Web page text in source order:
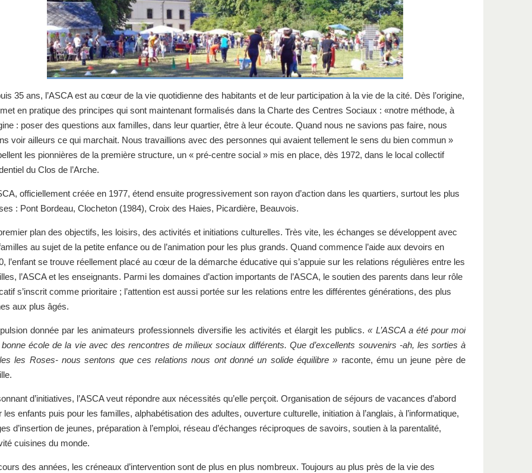
35 ans, l’ASCA est au cœur de la vie quotidienne des habitants et de leur participation à la vie de la cité. Dès l’origine,
en pratique des principes qui sont maintenant formalisés dans la Charte des Centres Sociaux : «notre méthode, à
: poser des questions aux familles, dans leur quartier, être à leur écoute. Quand nous ne savions pas faire, nous
voir ailleurs ce qui marchait. Nous travaillions avec des personnes qui avaient tellement le sens du bien commun »
les pionnières de la première structure, un « pré-centre social » mis en place, dès 1972, dans le local collectif
du Clos de l’Arche.
officiellement créée en 1977, étend ensuite progressivement son rayon d’action dans les quartiers, surtout les plus
: Pont Bordeau, Clocheton (1984), Croix des Haies, Picardière, Beauvois.
plan des objectifs, les loisirs, des activités et initiations culturelles. Très vite, les échanges se développent avec
au sujet de la petite enfance ou de l’animation pour les plus grands. Quand commence l’aide aux devoirs en
l’enfant se trouve réellement placé au cœur de la démarche éducative qui s’appuie sur les relations régulières entre les
l’ASCA et les enseignants. Parmi les domaines d’action importants de l’ASCA, le soutien des parents dans leur rôle
s’inscrit comme prioritaire ; l’attention est aussi portée sur les relations entre les différentes générations, des plus
aux plus âgés.
donnée par les animateurs professionnels diversifie les activités et élargit les publics.« L’ASCA a été pour moi
bonne école de la vie avec des rencontres de milieux sociaux différents. Que d’excellents souvenirs -ah, les sorties à
les Roses- nous sentons que ces relations nous ont donné un solide équilibre » raconte, ému un jeune père de
d’initiatives, l’ASCA veut répondre aux nécessités qu’elle perçoit. Organisation de séjours de vacances d’abord
les enfants puis pour les familles, alphabétisation des adultes, ouverture culturelle, initiation à l’anglais, à l’informatique,
d’insertion de jeunes, préparation à l’emploi, réseau d’échanges réciproques de savoirs, soutien à la parentalité,
cuisines du monde.
des années, les créneaux d’intervention sont de plus en plus nombreux. Toujours au plus près de la vie des